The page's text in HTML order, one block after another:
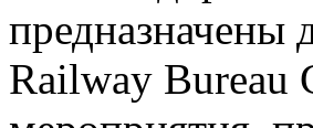
Railway Bureau